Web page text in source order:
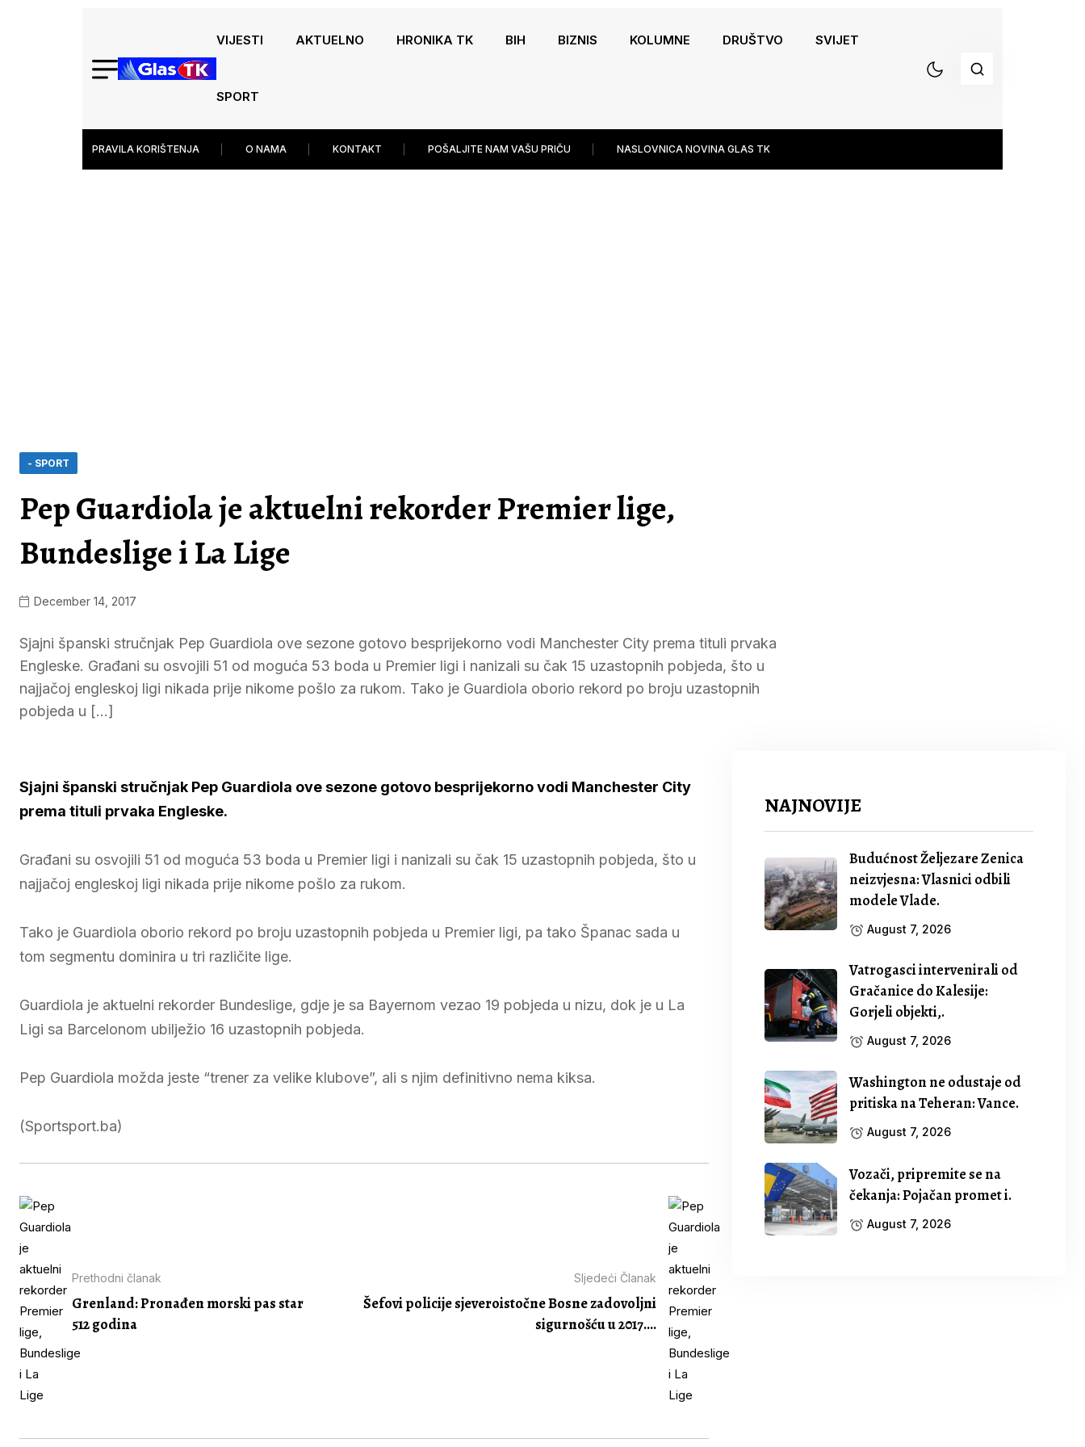
VIJESTI AKTUELNO HRONIKA TK BIH BIZNIS KOLUMNE DRUŠTVO SVIJET
SPORT
PRAVILA KORIŠTENJA O NAMA KONTAKT POŠALJITE NAM VAŠU PRIČU NASLOVNICA NOVINA GLAS TK
- SPORT
Pep Guardiola je aktuelni rekorder Premier lige,
Bundeslige i La Lige
December 14, 2017
Sjajni španski stručnjak Pep Guardiola ove sezone gotovo besprijekorno vodi Manchester City prema tituli prvaka
Engleske. Građani su osvojili 51 od moguća 53 boda u Premier ligi i nanizali su čak 15 uzastopnih pobjeda, što u
najjačoj engleskoj ligi nikada prije nikome pošlo za rukom. Tako je Guardiola oborio rekord po broju uzastopnih
pobjeda u […]
Sjajni španski stručnjak Pep Guardiola ove sezone gotovo besprijekorno vodi Manchester City
prema tituli prvaka Engleske.
Građani su osvojili 51 od moguća 53 boda u Premier ligi i nanizali su čak 15 uzastopnih pobjeda, što u
najjačoj engleskoj ligi nikada prije nikome pošlo za rukom.
Tako je Guardiola oborio rekord po broju uzastopnih pobjeda u Premier ligi, pa tako Španac sada u
tom segmentu dominira u tri različite lige.
Guardiola je aktuelni rekorder Bundeslige, gdje je sa Bayernom vezao 19 pobjeda u nizu, dok je u La
Ligi sa Barcelonom ubilježio 16 uzastopnih pobjeda.
Pep Guardiola možda jeste “trener za velike klubove”, ali s njim definitivno nema kiksa.
(Sportsport.ba)
Prethodni članak
Grenland: Pronađen morski pas star
512 godina
Sljedeći Članak
Šefovi policije sjeveroistočne Bosne zadovoljni
sigurnošću u 2017....
NAJNOVIJE
Budućnost Željezare Zenica
neizvjesna: Vlasnici odbili
modele Vlade.
August 7, 2026
Vatrogasci intervenirali od
Gračanice do Kalesije:
Gorjeli objekti,.
August 7, 2026
Washington ne odustaje od
pritiska na Teheran: Vance.
August 7, 2026
Vozači, pripremite se na
čekanja: Pojačan promet i.
August 7, 2026